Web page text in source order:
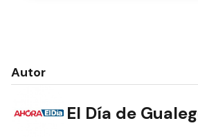
Autor
El Día de